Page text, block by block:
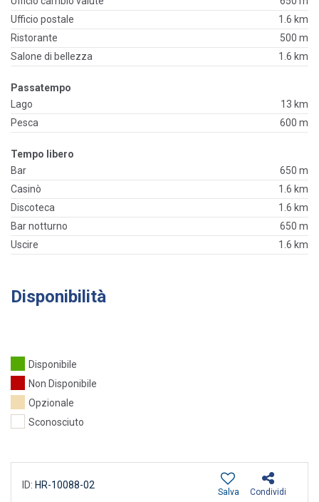
Ufficio postale
1.6 km
Ristorante
500 m
Salone di bellezza
1.6 km
Passatempo
Lago
13 km
Pesca
600 m
Tempo libero
Bar
650 m
Casinò
1.6 km
Discoteca
1.6 km
Bar notturno
650 m
Uscire
1.6 km
Disponibilità
Disponibile
Non Disponibile
Opzionale
Sconosciuto
ID: HR-10088-02
Condividi
Salva